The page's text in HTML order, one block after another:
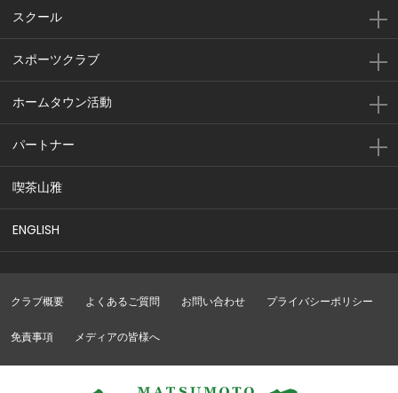
スクール
スポーツクラブ
ホームタウン活動
パートナー
喫茶山雅
ENGLISH
クラブ概要 よくあるご質問 お問い合わせ プライバシーポリシー
免責事項 メディアの皆様へ